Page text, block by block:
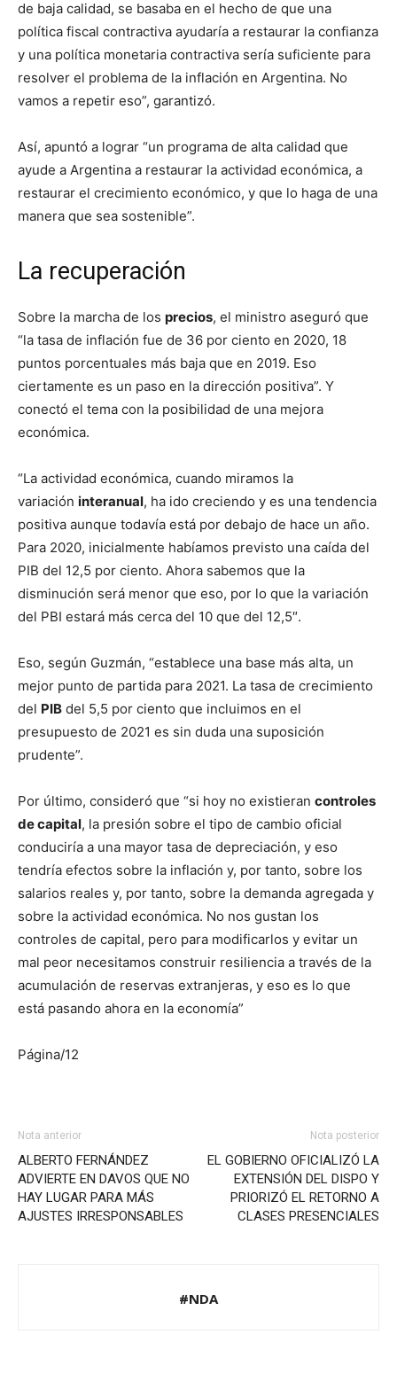
de baja calidad, se basaba en el hecho de que una
política fiscal contractiva ayudaría a restaurar la confianza
y una política monetaria contractiva sería suficiente para
resolver el problema de la inflación en Argentina. No
vamos a repetir eso”, garantizó.
Así, apuntó a lograr “un programa de alta calidad que
ayude a Argentina a restaurar la actividad económica, a
restaurar el crecimiento económico, y que lo haga de una
manera que sea sostenible”.
La recuperación
Sobre la marcha de los precios, el ministro aseguró que
“la tasa de inflación fue de 36 por ciento en 2020, 18
puntos porcentuales más baja que en 2019. Eso
ciertamente es un paso en la dirección positiva”. Y
conectó el tema con la posibilidad de una mejora
económica.
“La actividad económica, cuando miramos la
variación interanual, ha ido creciendo y es una tendencia
positiva aunque todavía está por debajo de hace un año.
Para 2020, inicialmente habíamos previsto una caída del
PIB del 12,5 por ciento. Ahora sabemos que la
disminución será menor que eso, por lo que la variación
del PBI estará más cerca del 10 que del 12,5″.
Eso, según Guzmán, “establece una base más alta, un
mejor punto de partida para 2021. La tasa de crecimiento
del PIB del 5,5 por ciento que incluimos en el
presupuesto de 2021 es sin duda una suposición
prudente”.
Por último, consideró que “si hoy no existieran controles
de capital, la presión sobre el tipo de cambio oficial
conduciría a una mayor tasa de depreciación, y eso
tendría efectos sobre la inflación y, por tanto, sobre los
salarios reales y, por tanto, sobre la demanda agregada y
sobre la actividad económica. No nos gustan los
controles de capital, pero para modificarlos y evitar un
mal peor necesitamos construir resiliencia a través de la
acumulación de reservas extranjeras, y eso es lo que
está pasando ahora en la economía”
Página/12
Nota anterior
ALBERTO FERNÁNDEZ
ADVIERTE EN DAVOS QUE NO
HAY LUGAR PARA MÁS
AJUSTES IRRESPONSABLES
Nota posterior
EL GOBIERNO OFICIALIZÓ LA
EXTENSIÓN DEL DISPO Y
PRIORIZÓ EL RETORNO A
CLASES PRESENCIALES
#NDA